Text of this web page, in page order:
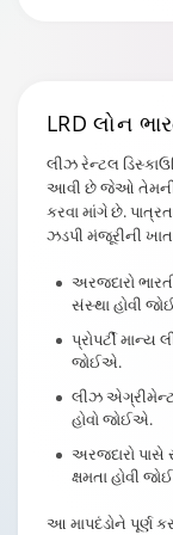
LRD લોન
લીઝ રેન્ટલ
આવી છે જેઓ તેમની
કરવા માંગે છે.
ઝડપી મંજૂરીની
અરજદારો
સંસ્થા હોવી
પ્રોપર્ટી
જોઈએ.
લીઝ
હોવો જોઈએ.
અરજદારો પાસે
ક્ષમતા હોવી
આ માપદંડોને પૂર્ણ